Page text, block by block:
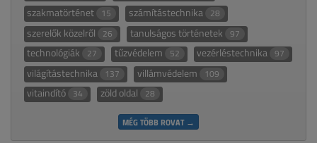
szakmatörténet 15 számítástechnika 28
szerelők közelről 26 tanulságos történetek 97
technológiák 27 tűzvédelem 52 vezérléstechnika 97
világítástechnika 137 villámvédelem 109
vitaindító 34 zöld oldal 28
MÉG TÖBB ROVAT →